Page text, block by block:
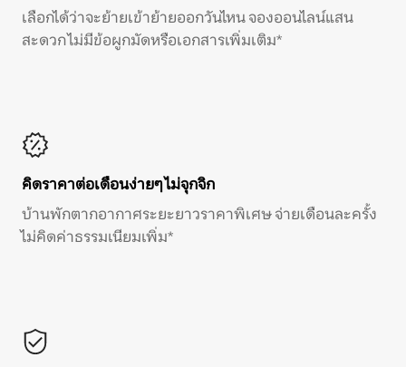
เลือกได้ว่าจะย้ายเข้าย้ายออกวันไหน จองออนไลน์แสน
สะดวก ไม่มีข้อผูกมัดหรือเอกสารเพิ่มเติม*
คิดราคาต่อเดือนง่ายๆ ไม่จุกจิก
บ้านพักตากอากาศระยะยาวราคาพิเศษ จ่ายเดือนละครั้ง
ไม่คิดค่าธรรมเนียมเพิ่ม*